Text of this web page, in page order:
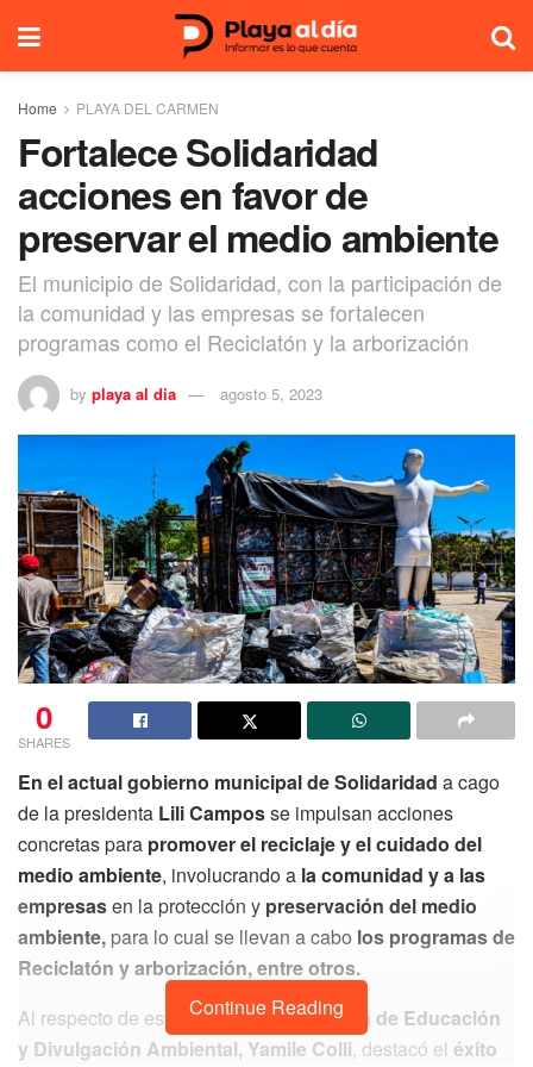
Home PLAYA DEL CARMEN
Fortalece Solidaridad
acciones en favor de
preservar el medio ambiente
El municipio de Solidaridad, con la participación de
la comunidad y las empresas se fortalecen
programas como el Reciclatón y la arborización
by playa al dia agosto 5, 2023
0
SHARES
En el actual gobierno municipal de Solidaridad a cago
de la presidenta Lili Camposse impulsan acciones
concretas para promover el reciclaje y el cuidado del
medio ambiente, involucrando a la comunidad y a las
empresasen la protección y preservación del medio
ambiente, para lo cual se llevan a cabo los programas de
Reciclatón y arborización, entre otros.
Al respecto de este tema, la subdirectora de Educación
y Divulgación Ambiental, Yamile Colli, destacó el éxito
Continue Reading